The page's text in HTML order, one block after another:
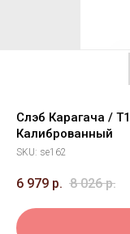
Слэб Карагача /
Калиброванный
SKU: se162
6 979 р. 8 026 р.